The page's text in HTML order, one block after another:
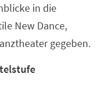
in die
New Dance,
gegeben.